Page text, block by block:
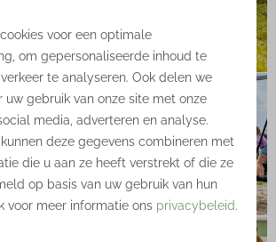
voor een optimale
om gepersonaliseerde inhoud te
te analyseren. Ook delen we
uw gebruik van onze site met onze
media, adverteren en analyse.
deze gegevens combineren met
die u aan ze heeft verstrekt of die ze
op basis van uw gebruik van hun
voor meer informatie ons privacybeleid.